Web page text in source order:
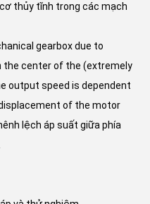
thủy tĩnh trong các mạch
gearbox due to
the center of the (extremely
output speed is dependent
of the motor
lệch áp suất giữa phía